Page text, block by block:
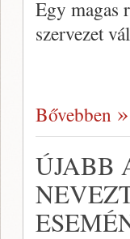
Egy magas
szervezet
Bővebben
ÚJABB